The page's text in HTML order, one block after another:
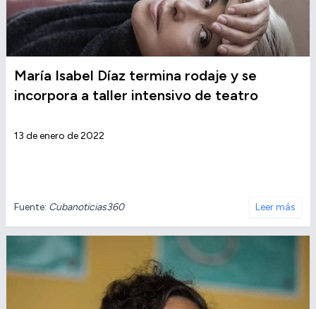
María Isabel Díaz termina rodaje y se
incorpora a taller intensivo de teatro
13 de enero de 2022
Fuente: Cubanoticias360 Leer más